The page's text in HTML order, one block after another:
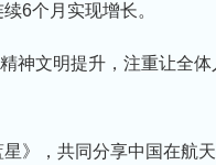
6个月实现增长。
神文明提升，注重让全
》，共同分享中国在航天